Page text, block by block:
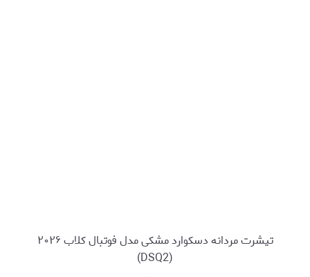
تیشرت مردانه دسکوارد مشکی مدل فوتبال کلاب ۲۰۲۶
(DSQ2)